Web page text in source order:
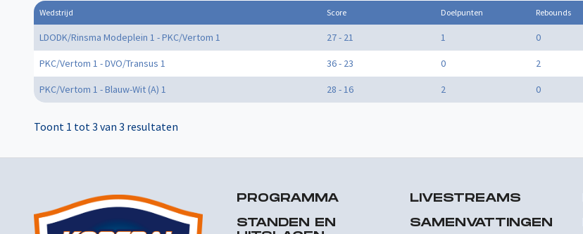
Wedstrijd Score Doelpunten Rebounds
LDODK/Rinsma Modeplein 1 - PKC/Vertom 1 27 - 21 1 0
PKC/Vertom 1 - DVO/Transus 1 36 - 23 0 2
PKC/Vertom 1 - Blauw-Wit (A) 1 28 - 16 2 0
Toont 1 tot 3 van 3 resultaten
PROGRAMMA
STANDEN EN
LIVESTREAMS
SAMENVATTINGEN